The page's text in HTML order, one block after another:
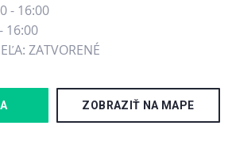
- 16:00
16:00
ZATVORENÉ
ZOBRAZIŤ NA MAPE